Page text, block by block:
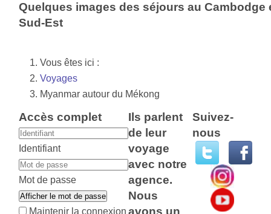
Quelques images des séjours au Cambodge
Sud-Est
Vous êtes ici :
Voyages
Myanmar autour du Mékong
Accès complet
Identifiant
Mot de passe
Afficher le mot de passe
Maintenir la connexion
Ils parlent
de leur
voyage
avec notre
agence.
Nous
avons un
Suivez-
nous